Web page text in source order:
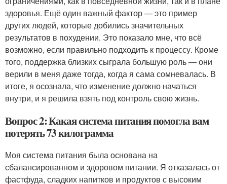
здоровья. Ещё один важный фактор — это пример
других людей, которые добились значительных
результатов в похудении. Это показало мне, что всё
возможно, если правильно подходить к процессу. Кроме
того, поддержка близких сыграла большую роль — они
верили в меня даже тогда, когда я сама сомневалась. В
итоге, я осознала, что изменение должно начаться
внутри, и я решила взять под контроль свою жизнь.
Вопрос 2: Какая система питания помогла вам
потерять 73 килограмма
Моя система питания была основана на
сбалансированном и здоровом питании. Я отказалась от
фастфуда, сладких напитков и продуктов с высоким